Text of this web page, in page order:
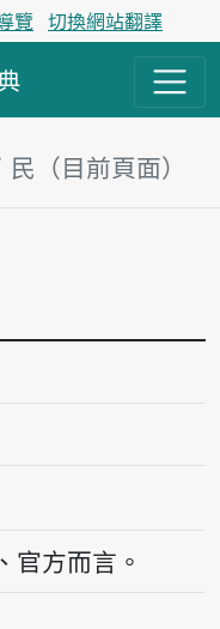
覽 切換網站翻譯
民（目前頁面）
區塊
官方而言。